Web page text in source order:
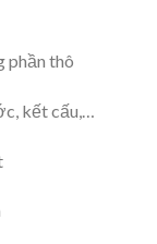
phần thô
kết cấu,…